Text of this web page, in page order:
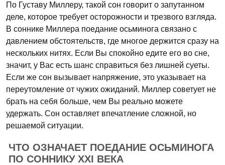
По Густаву Миллеру, такой сон говорит о запутанном
деле, которое требует осторожности и трезвого взгляда.
В соннике Миллера поедание осьминога связано с
давлением обстоятельств, где многое держится сразу на
нескольких нитях. Если Вы спокойно едите его во сне,
значит, у Вас есть шанс справиться без лишней суеты.
Если же сон вызывает напряжение, это указывает на
переутомление от чужих ожиданий. Миллер советует не
брать на себя больше, чем Вы реально можете
удержать. Сон оставляет впечатление сложной, но
решаемой ситуации.
ЧТО ОЗНАЧАЕТ ПОЕДАНИЕ ОСЬМИНОГА
ПО СОННИКУ XXI ВЕКА